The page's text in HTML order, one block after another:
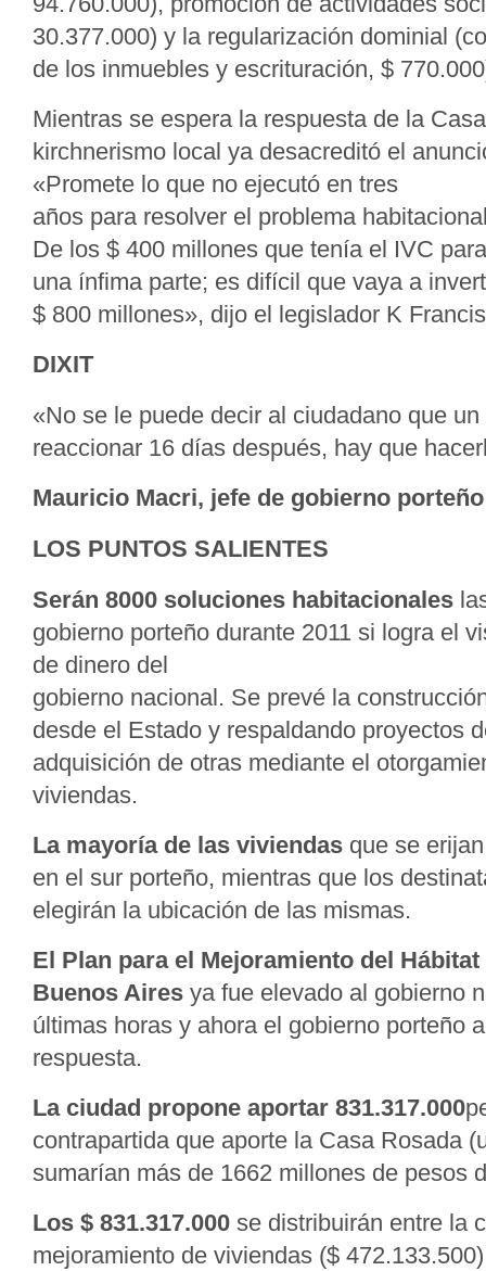
30.377.000) y la regularización dominial
de los inmuebles y escrituración, $
Mientras se espera la respuesta de la
kirchnerismo local ya desacreditó el
«Promete lo que no ejecutó en tres
años para resolver el problema
De los $ 400 millones que tenía el IVC
una ínfima parte; es difícil que vaya a
$ 800 millones», dijo el legislador K
DIXIT
«No se le puede decir al ciudadano que
reaccionar 16 días después, hay que
Mauricio Macri, jefe de gobierno porteño
LOS PUNTOS SALIENTES
Serán 8000 soluciones habitacionales
gobierno porteño durante 2011 si logra el
de dinero del
gobierno nacional. Se prevé la
desde el Estado y respaldando proyectos
adquisición de otras mediante el
viviendas.
La mayoría de las viviendas que se
en el sur porteño, mientras que los
elegirán la ubicación de las mismas.
El Plan para el Mejoramiento del
Buenos Aires ya fue elevado al gobierno
últimas horas y ahora el gobierno porteño
respuesta.
La ciudad propone aportar 831.317.000
contrapartida que aporte la Casa Rosada
sumarían más de 1662 millones de pesos
Los $ 831.317.000 se distribuirán entre la
mejoramiento de viviendas ($